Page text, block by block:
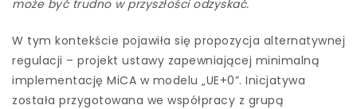
może być trudno w przyszłości odzyskać.
W tym kontekście pojawiła się propozycja alternatywnej
regulacji – projekt ustawy zapewniającej minimalną
implementację MiCA w modelu „UE+0”. Inicjatywa
została przygotowana we współpracy z grupą